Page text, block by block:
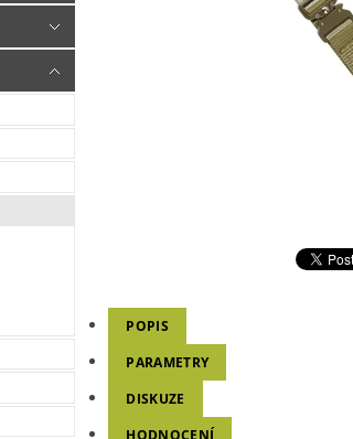
POPIS
PARAMETRY
DISKUZE